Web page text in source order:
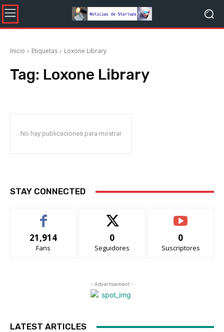
Inicio Etiquetas Loxone Library
Tag: Loxone Library
No hay publicaciones para mostrar
STAY CONNECTED
21,914
Fans
0
Seguidores
0
Suscriptores
- Advertisement -
LATEST ARTICLES